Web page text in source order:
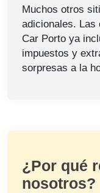
Muchos otros
adicionales. Las
Car Porto ya
impuestos y
sorpresas a la
¿Por qué
nosotros?